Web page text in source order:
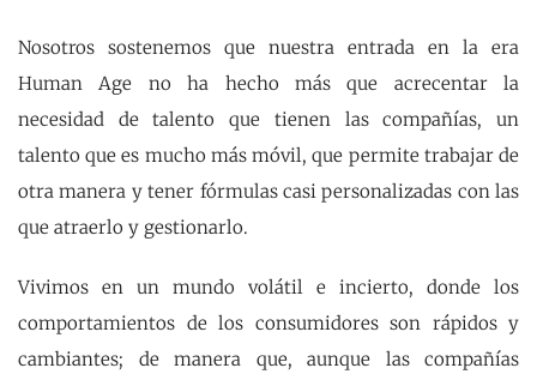
Nosotros sostenemos que nuestra entrada en la era
Human Age no ha hecho más que acrecentar la
necesidad de talento que tienen las compañías, un
talento que es mucho más móvil, que permite trabajar de
otra manera y tener fórmulas casi personalizadas con las
que atraerlo y gestionarlo.
Vivimos en un mundo volátil e incierto, donde los
comportamientos de los consumidores son rápidos y
cambiantes; de manera que, aunque las compañías